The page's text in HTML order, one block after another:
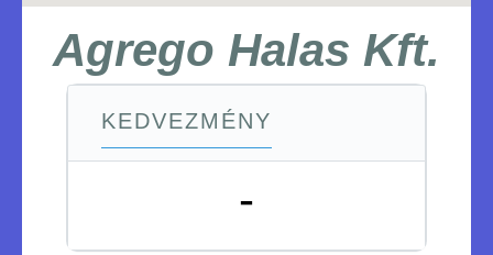
Agrego Halas Kft.
KEDVEZMÉNY
-